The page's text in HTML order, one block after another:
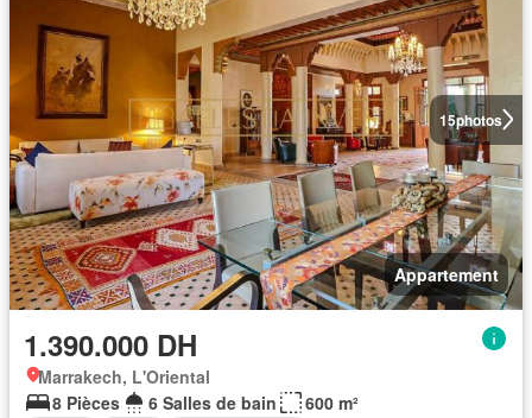
15photos
Appartement
1.390.000 DH
Marrakech, L'Oriental
8 Pièces
6 Salles de bain
600 m²